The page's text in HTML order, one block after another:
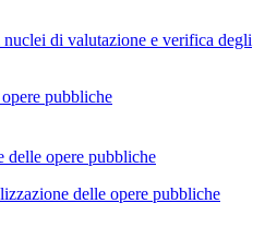
di valutazione e verifica degli
pubbliche
delle opere pubbliche
delle opere pubbliche